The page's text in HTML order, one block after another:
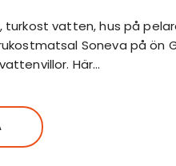
turkost vatten, hus på
Soneva på ön
Här…